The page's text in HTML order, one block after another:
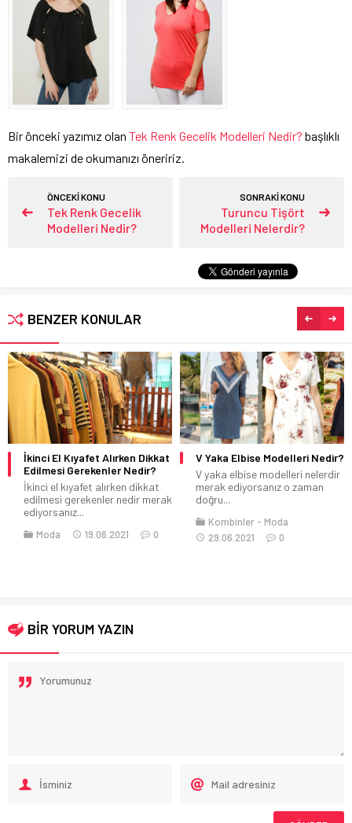
Bir önceki yazımız olan Tek Renk Gecelik Modelleri Nedir? başlıklı
makalemizi de okumanızı öneririz.
ÖNCEKİ KONU
Tek Renk Gecelik
Modelleri Nedir?
SONRAKİ KONU
Turuncu Tişört
Modelleri Nelerdir?
BENZER KONULAR
İkinci El Kıyafet Alırken Dikkat
Edilmesi Gerekenler Nedir?
İkinci el kıyafet alırken dikkat
edilmesi gerekenler nedir merak
ediyorsanız...
Moda 19.06.2021 0
V Yaka Elbise Modelleri Nedir?
V yaka elbise modelleri nelerdir
merak ediyorsanız o zaman
doğru...
Kombinler
Moda
29.06.2021
0
BİR YORUM YAZIN